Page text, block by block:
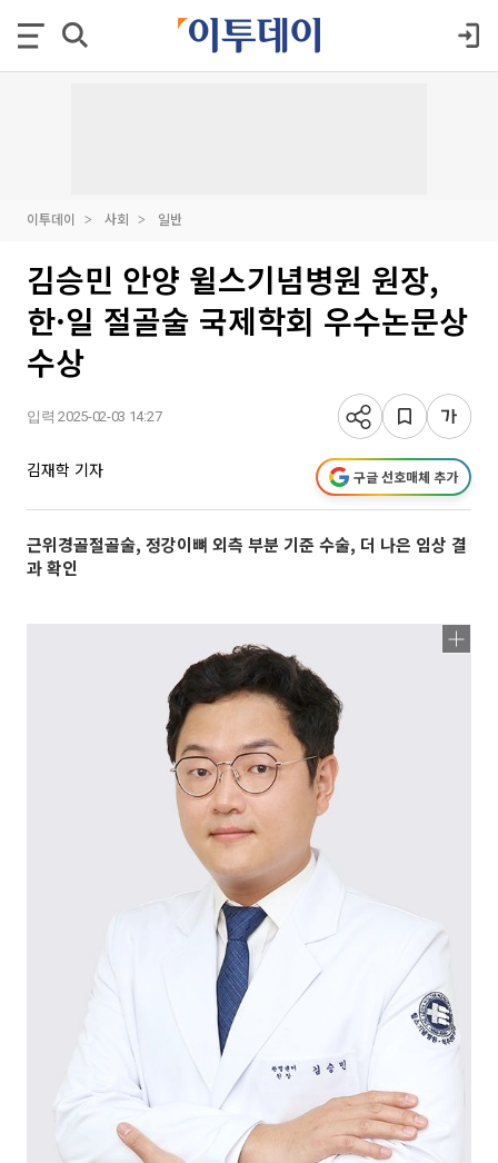
이투데이 사회 일반
김승민 안양 윌스기념병원 원장,
한·일 절골술 국제학회 우수논문상
수상
입력 2025-02-03 14:27
김재학 기자 구글 선호매체 추가
근위경골절골술, 정강이뼈 외측 부분 기준 수술, 더 나은 임상 결
과 확인